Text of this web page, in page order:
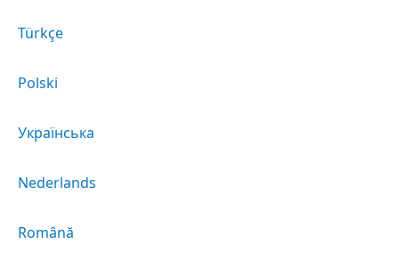
Türkçe
Polski
Українська
Nederlands
Română